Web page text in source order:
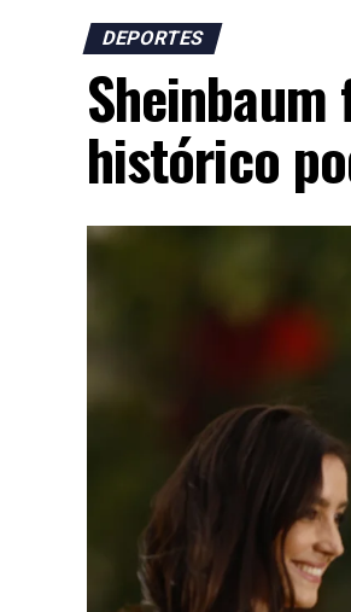
Argentina en la
«Hoy Argentina es
porque estamos
Las declaraciones
consultas a su
Milei contra el
Durante un acto
DEPORTES
histórico